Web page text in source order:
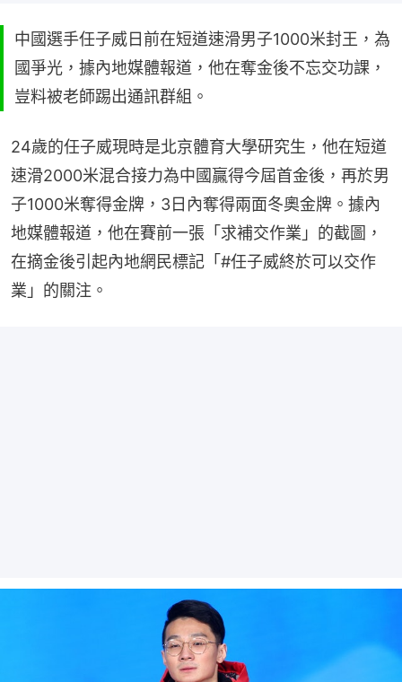
中國選手任子威日前在短道速滑男子1000米封王，為
國爭光，據內地媒體報道，他在奪金後不忘交功課，
豈料被老師踢出通訊群組。
24歲的任子威現時是北京體育大學研究生，他在短道
速滑2000米混合接力為中國贏得今屆首金後，再於男
子1000米奪得金牌，3日內奪得兩面冬奧金牌。據內
地媒體報道，他在賽前一張「求補交作業」的截圖，
在摘金後引起內地網民標記「#任子威終於可以交作
業」的關注。